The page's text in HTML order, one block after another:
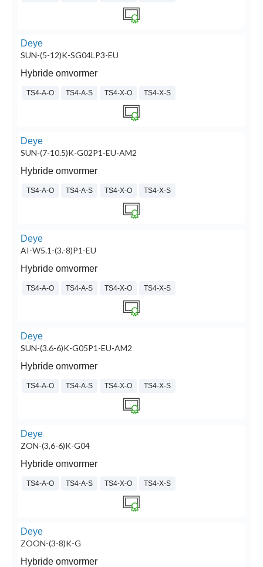
Deye
SUN-(5-12)K-SG04LP3-EU
Hybride omvormer
TS4-A-O TS4-A-S TS4-X-O TS4-X-S
Deye
SUN-(7-10.5)K-G02P1-EU-AM2
Hybride omvormer
TS4-A-O TS4-A-S TS4-X-O TS4-X-S
Deye
AI-W5.1-(3.-8)P1-EU
Hybride omvormer
TS4-A-O TS4-A-S TS4-X-O TS4-X-S
Deye
SUN-(3.6-6)K-G05P1-EU-AM2
Hybride omvormer
TS4-A-O TS4-A-S TS4-X-O TS4-X-S
Deye
ZON-(3,6-6)K-G04
Hybride omvormer
TS4-A-O TS4-A-S TS4-X-O TS4-X-S
Deye
ZOON-(3-8)K-G
Hybride omvormer